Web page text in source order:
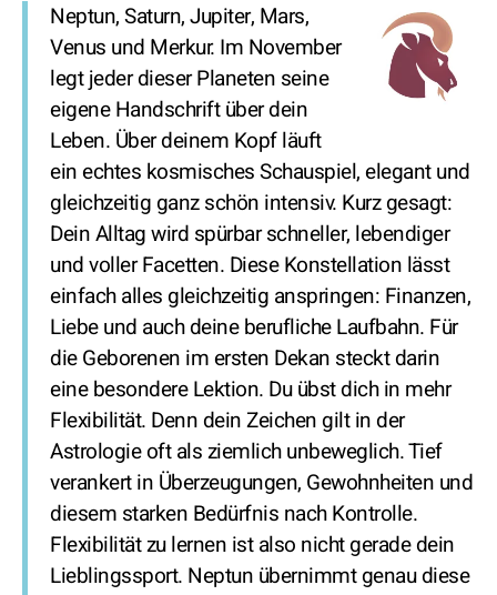
Neptun, Saturn, Jupiter, Mars,
Venus und Merkur. Im November
legt jeder dieser Planeten seine
eigene Handschrift über dein
Leben. Über deinem Kopf läuft
ein echtes kosmisches Schauspiel, elegant und
gleichzeitig ganz schön intensiv. Kurz gesagt:
Dein Alltag wird spürbar schneller, lebendiger
und voller Facetten. Diese Konstellation lässt
einfach alles gleichzeitig anspringen: Finanzen,
Liebe und auch deine berufliche Laufbahn. Für
die Geborenen im ersten Dekan steckt darin
eine besondere Lektion. Du übst dich in mehr
Flexibilität. Denn dein Zeichen gilt in der
Astrologie oft als ziemlich unbeweglich. Tief
verankert in Überzeugungen, Gewohnheiten und
diesem starken Bedürfnis nach Kontrolle.
Flexibilität zu lernen ist also nicht gerade dein
Lieblingssport. Neptun übernimmt genau diese